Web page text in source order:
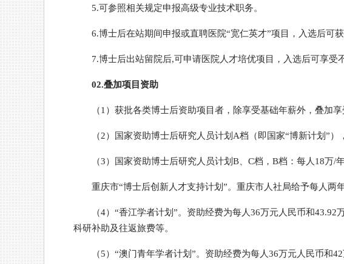
5.可参照相关规定申报高级专业技术职务。
6.博士后在站期间申报或直聘医院“宽仁英才”项目，入选后可
7.博士后出站留院后,可申请医院人才培优项目，入选后可享受
02.叠加项目资助
（1）获批各类博士后资助项目者，除享受基础年薪外，叠加
（2）国家资助博士后研究人员计划A档（即国家“博新计划”
（3）国家资助博士后研究人员计划B、C档，B档：每人18万/
重庆市“博士后创新人才支持计划”。重庆市人社局给予每人两
（4）“香江学者计划”。资助经费为每人36万元人民币和
科研补助及往返旅费等。
（5）“澳门青年学者计划”。资助经费为每人36万元人民币